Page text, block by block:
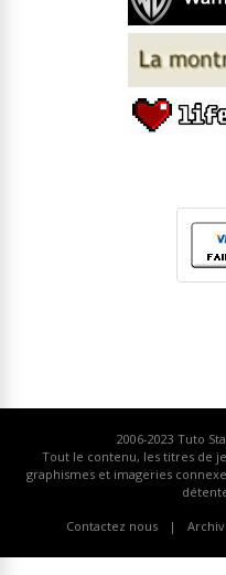
2006-2023 Tuto
Tout le contenu, les titres de
graphismes et imageries
Contactez nous